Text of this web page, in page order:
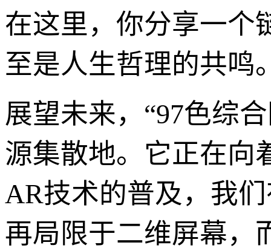
在这里，你分享一个
至是人生哲理的共鸣
展望未来，“97色综
源集散地。它正在向
AR技术的普及，我
再局限于二维屏幕，